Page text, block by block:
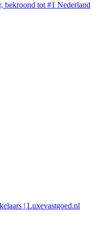
bekroond tot #1 Nederland
| Luxevastgoed.nl